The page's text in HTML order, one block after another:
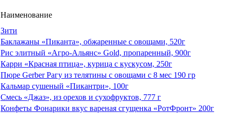
Наименование
Зити
Баклажаны «Пиканта», обжаренные с овощами, 520г
Рис элитный «Агро-Альянс» Gold, пропаренный, 900г
Карри «Красная птица», курица с кускусом, 250г
Пюре Gerber Рагу из телятины с овощами с 8 мес 190 гр
Кальмар сушеный «Пикантри», 100г
Смесь «Джаз», из орехов и сухофруктов, 777 г
Конфеты Фонарики вкус вареная сгущенка «РотФронт» 200г